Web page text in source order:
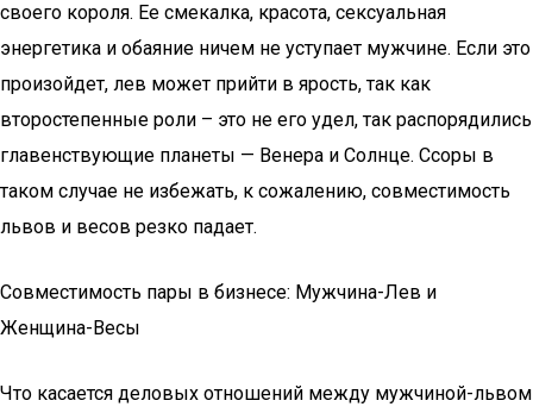
своего короля. Ее смекалка, красота, сексуальная
энергетика и обаяние ничем не уступает мужчине. Если это
произойдет, лев может прийти в ярость, так как
второстепенные роли – это не его удел, так распорядились
главенствующие планеты — Венера и Солнце. Ссоры в
таком случае не избежать, к сожалению, совместимость
львов и весов резко падает.
Coвмeстимoсть пaры в бизнeсe: Мужчинa-Лeв и
Жeнщинa-Весы
Что касается деловых отношений между мужчиной-львом